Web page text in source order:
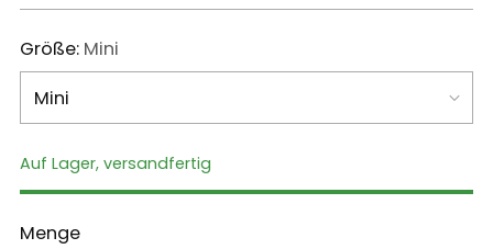
Größe: Mini
Auf Lager, versandfertig
Menge